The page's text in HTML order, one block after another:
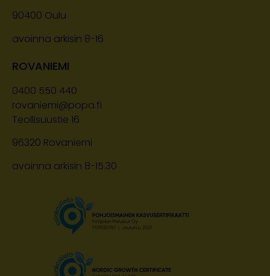
90400 Oulu
avoinna arkisin 8-16
ROVANIEMI
0400 550 440
rovaniemi@popa.fi
Teollisuustie 16
96320 Rovaniemi
avoinna arkisin 8-15.30